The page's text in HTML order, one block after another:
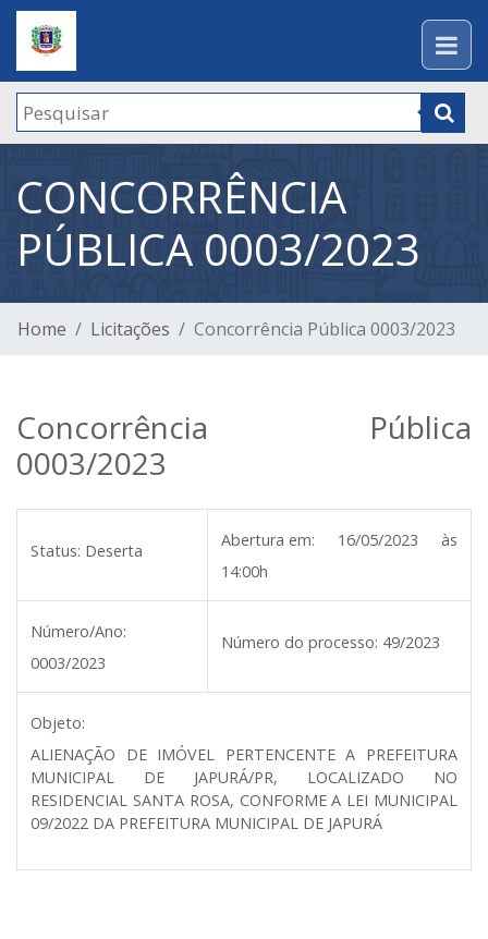
CONCORRÊNCIA
PÚBLICA 0003/2023
Home Licitações Concorrência Pública 0003/2023
Concorrência Pública
0003/2023
Status: Deserta
Abertura em:
16/05/2023 às
14:00h
Número/Ano:
0003/2023
Número do processo: 49/2023
Objeto:
ALIENAÇÃO DE IMÓVEL PERTENCENTE A PREFEITURA
MUNICIPAL DE JAPURÁ/PR, LOCALIZADO NO
RESIDENCIAL SANTA ROSA, CONFORME A LEI MUNICIPAL
09/2022 DA PREFEITURA MUNICIPAL DE JAPURÁ